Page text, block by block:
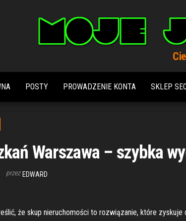
POSTY PROWADZENIE KONTA SKLEP
Warszawa – szybka
przez EDWARD
że skup nieruchomości to rozwiązanie, które